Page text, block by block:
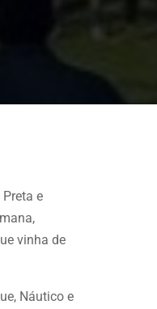
e
vinha de
Náutico e